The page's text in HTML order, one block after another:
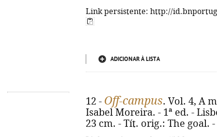
Link persistente: http://
ADICIONAR À LISTA
12 - Off-campus. Vol. 4, A
Isabel Moreira. - 1ª ed. -
23 cm. - Tít. orig.: The goal. -